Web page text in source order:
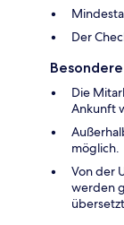
Der
Die
Ankunft
möglich.
Von der
werden